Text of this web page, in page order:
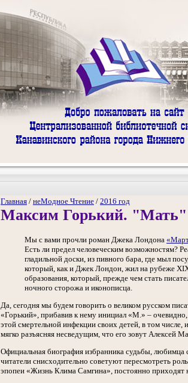
Главная / неМодное Чтение / 2016 год
Максим Горький. "Мать"
Мы с вами прочли роман Джека Лондона
Есть ли предел человеческим возможностям?
гладильной доски, из пивного бара, где мыл
который, как и Джек Лондон, жил на рубеже
образования, который, прежде чем стать
ночного сторожа и иконописца.
Да, сегодня мы будем говорить о великом русском
«Горький», прибавив к нему инициал «М.» –
этой смертельной инфекции своих детей, в том
мягко разъясняя несведущим, что его зовут Алексей
Официальная биография избранника судьбы, любимца
читатели снисходительно советуют пересмотреть
эпопеи «Жизнь Клима Самгина», постоянно